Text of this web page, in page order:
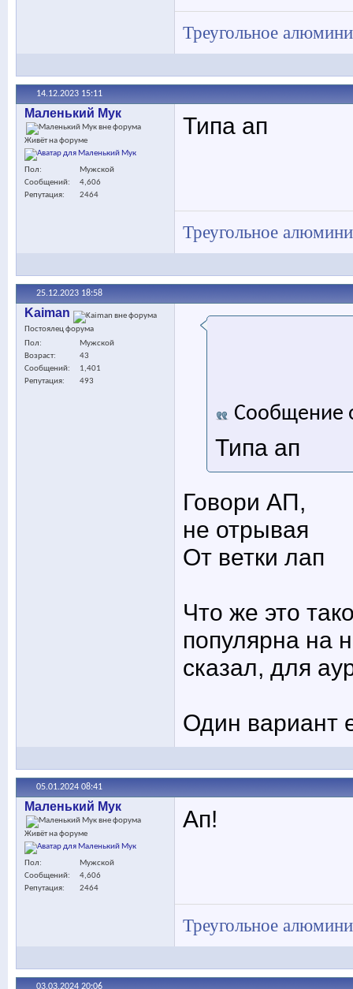
Треугольное
14.12.2023 15:11
Маленький Мук
Живёт на форуме
Пол
Мужской
Сообщений
4,606
Репутация
2464
Типа ап
Треугольное
25.12.2023 18:58
Kaiman
Постоялец форума
Пол
Мужской
Возраст
43
Сообщений
1,401
Репутация
493
Сообщение
Типа ап
Говори АП,
не отрывая
От ветки лап
Что же это
популярна на
сказал, для
Один вариант
05.01.2024 08:41
Маленький Мук
Живёт на форуме
Пол
Мужской
Сообщений
4,606
Репутация
2464
Ап!
Треугольное
03.03.2024 20:06